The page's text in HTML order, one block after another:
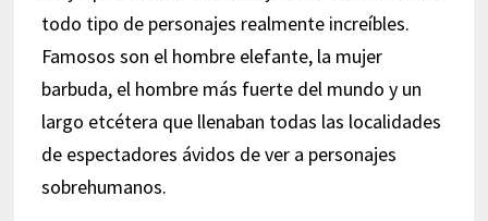
todo tipo de personajes realmente increíbles.
Famosos son el hombre elefante, la mujer
barbuda, el hombre más fuerte del mundo y un
largo etcétera que llenaban todas las localidades
de espectadores ávidos de ver a personajes
sobrehumanos.